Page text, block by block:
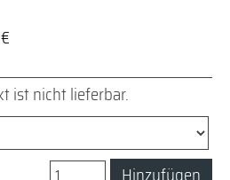
ist nicht lieferbar.